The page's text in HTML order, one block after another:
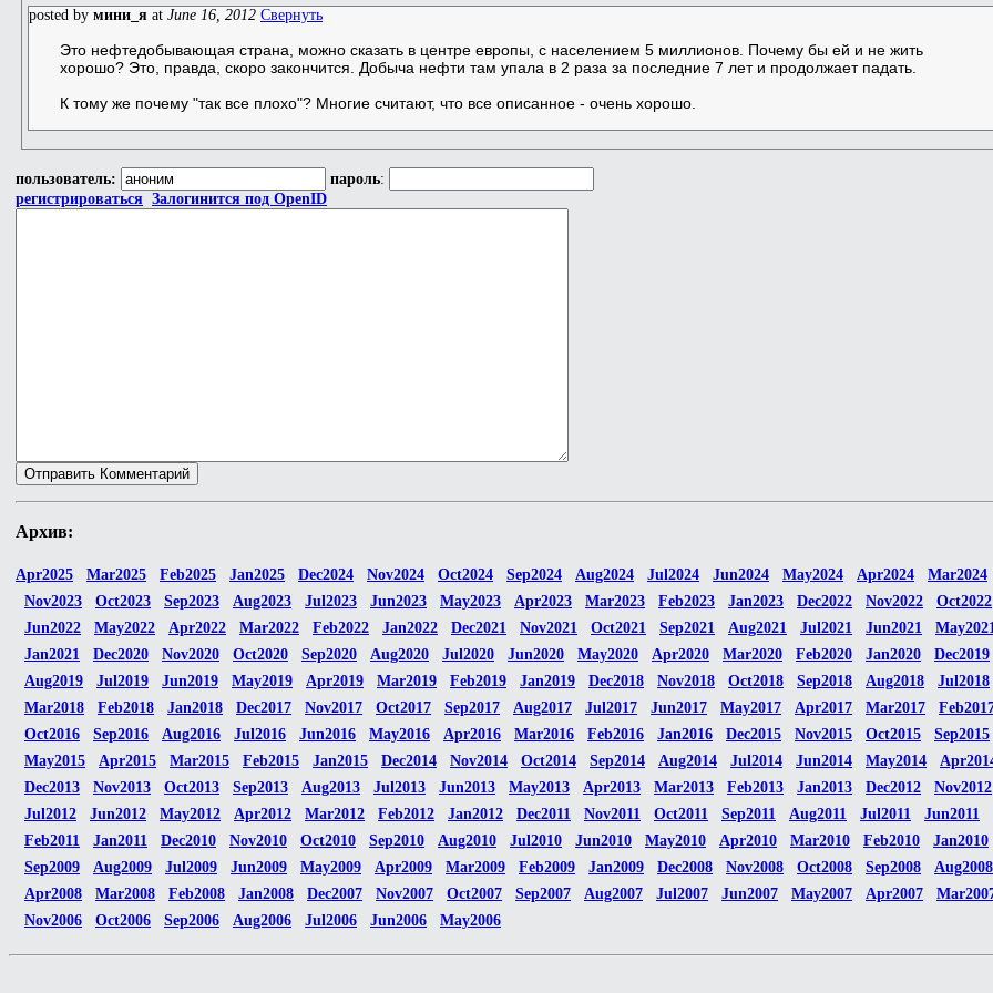
posted by мини_я at June 16, 2012 Свернуть
Это нефтедобывающая страна, можно сказать в центре европы, с населением 5 миллионов. Почему бы ей и не жить
хорошо? Это, правда, скоро закончится. Добыча нефти там упала в 2 раза за последние 7 лет и продолжает падать.
К тому же почему "так все плохо"? Многие считают, что все описанное - очень хорошо.
пользователь: пароль:
регистрироваться Залогинится под OpenID
Архив:
Apr2025 Mar2025 Feb2025 Jan2025 Dec2024 Nov2024 Oct2024 Sep2024 Aug2024 Jul2024 Jun2024 May2024 Apr2024 Mar2024
Nov2023
Oct2023 Sep2023 Aug2023 Jul2023 Jun2023 May2023 Apr2023 Mar2023 Feb2023 Jan2023 Dec2022 Nov2022 Oct2022
Jun2022
May2022 Apr2022 Mar2022 Feb2022 Jan2022 Dec2021 Nov2021 Oct2021 Sep2021 Aug2021 Jul2021 Jun2021 May2021
Jan2021
Dec2020 Nov2020 Oct2020 Sep2020 Aug2020 Jul2020 Jun2020 May2020 Apr2020 Mar2020 Feb2020 Jan2020 Dec2019
Aug2019
Jul2019 Jun2019 May2019 Apr2019 Mar2019 Feb2019 Jan2019 Dec2018 Nov2018 Oct2018 Sep2018 Aug2018 Jul2018
Mar2018
Feb2018 Jan2018 Dec2017 Nov2017 Oct2017 Sep2017 Aug2017 Jul2017 Jun2017 May2017 Apr2017 Mar2017
Oct2016
Sep2016 Aug2016 Jul2016 Jun2016 May2016 Apr2016 Mar2016 Feb2016 Jan2016 Dec2015 Nov2015 Oct2015 Sep2015
May2015
Apr2015 Mar2015 Feb2015 Jan2015 Dec2014 Nov2014 Oct2014 Sep2014 Aug2014 Jul2014 Jun2014 May2014
Dec2013
Nov2013 Oct2013 Sep2013 Aug2013 Jul2013 Jun2013 May2013 Apr2013 Mar2013 Feb2013 Jan2013 Dec2012 Nov2012
Jul2012
Jun2012 May2012 Apr2012 Mar2012 Feb2012 Jan2012 Dec2011 Nov2011 Oct2011 Sep2011 Aug2011 Jul2011 Jun2011
Feb2011
Jan2011 Dec2010 Nov2010 Oct2010 Sep2010 Aug2010 Jul2010 Jun2010 May2010 Apr2010 Mar2010 Feb2010 Jan2010
Sep2009
Aug2009 Jul2009 Jun2009 May2009 Apr2009 Mar2009 Feb2009 Jan2009 Dec2008 Nov2008 Oct2008 Sep2008 Aug2008
Apr2008
Mar2008 Feb2008 Jan2008 Dec2007 Nov2007 Oct2007 Sep2007 Aug2007 Jul2007 Jun2007 May2007 Apr2007
Nov2006
Oct2006 Sep2006 Aug2006 Jul2006 Jun2006 May2006